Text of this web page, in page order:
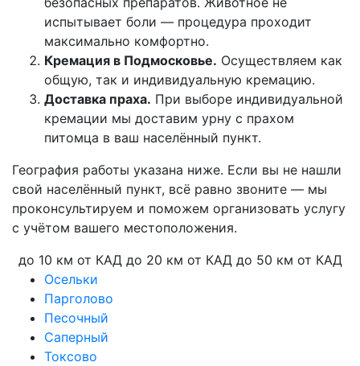
испытывает боли — процедура проходит
максимально комфортно.
Кремация в Подмосковье. Осуществляем как
общую, так и индивидуальную кремацию.
Доставка праха. При выборе индивидуальной
кремации мы доставим урну с прахом
питомца в ваш населённый пункт.
География работы указана ниже. Если вы не нашли
свой населённый пункт, всё равно звоните — мы
проконсультируем и поможем организовать услугу
с учётом вашего местоположения.
до 10 км от КАД до 20 км от КАД до 50 км от КАД
Осельки
Парголово
Песочный
Саперный
Токсово